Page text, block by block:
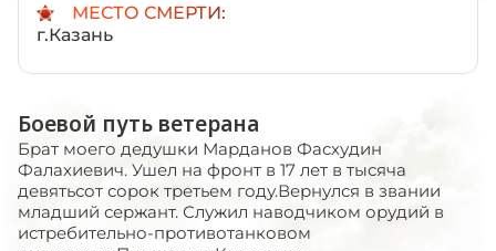
МЕСТО СМЕРТИ:
г.Казань
Боевой путь ветерана
Брат моего дедушки Марданов Фасхудин
Фалахиевич. Ушел на фронт в 17 лет в тысяча
девятьсот сорок третьем году.Вернулся в звании
младший сержант. Служил наводчиком орудий в
истребительно-противотанковом